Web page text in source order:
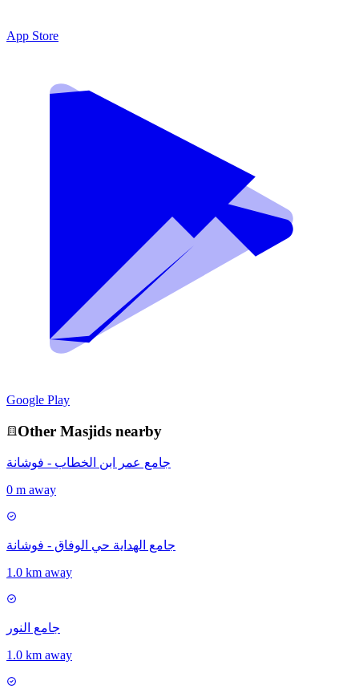
App Store
Google Play
Other Masjids nearby
جامع عمر ابن الخطاب - فوشانة
0 m away
جامع الهداية حي الوفاق - فوشانة
1.0 km away
جامع النور
1.0 km away